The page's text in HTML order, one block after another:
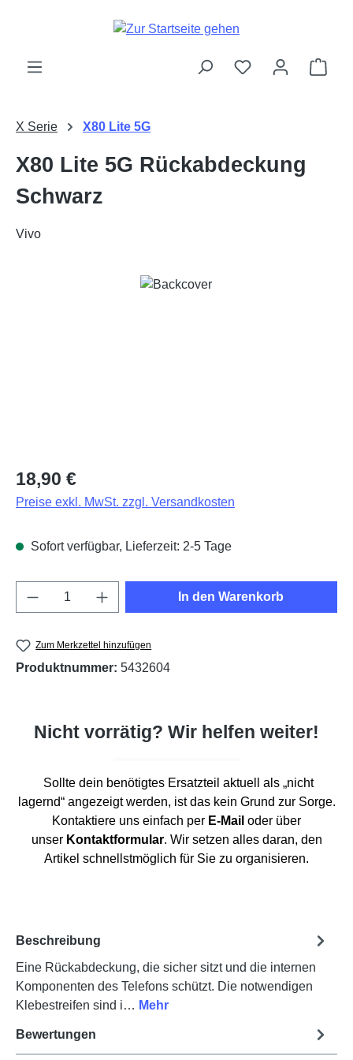
Zum Hauptinhalt springen
X Serie X80 Lite 5G
X80 Lite 5G Rückabdeckung
Schwarz
Vivo
Bildergalerie überspringen
Regulärer Preis:
18,90 €
Preise exkl. MwSt. zzgl. Versandkosten
Sofort verfügbar, Lieferzeit: 2-5 Tage
Produkt Anzahl: Gib den gewünschten
In den Warenkorb
Zum Merkzettel hinzufügen
Produktnummer: 5432604
Nicht vorrätig? Wir helfen weiter!
Sollte dein benötigtes Ersatzteil aktuell als „nicht
lagernd“ angezeigt werden, ist das kein Grund zur Sorge.
Kontaktiere uns einfach per E-Mail oder über
unser Kontaktformular. Wir setzen alles daran, den
Artikel schnellstmöglich für Sie zu organisieren.
Beschreibung
Eine Rückabdeckung, die sicher sitzt und die internen
Komponenten des Telefons schützt. Die notwendigen
Klebestreifen sind i… Mehr
Bewertungen